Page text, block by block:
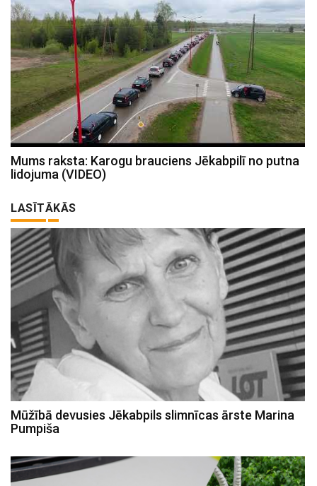
Mums raksta: Karogu brauciens Jēkabpilī no putna
lidojuma (VIDEO)
LASĪTĀKĀS
Mūžībā devusies Jēkabpils slimnīcas ārste Marina
Pumpiša